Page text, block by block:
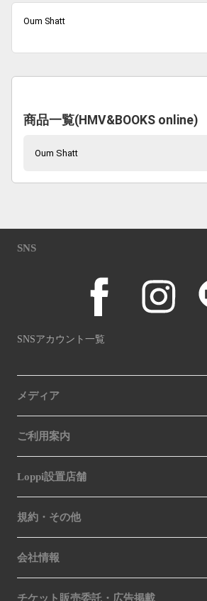
Oum Shatt
商品一覧(HMV&BOOKS online)
Oum Shatt
SNS
SNSアカウント一覧
メディア
ご利用案内
Loppi設置店舗
規約・その他
会社情報
チケット販売委託・広告掲載